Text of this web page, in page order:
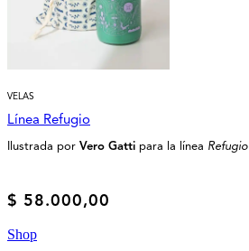
VELAS
Línea Refugio
Ilustrada por Vero Gatti para la línea Refugio
$ 58.000,00
Shop